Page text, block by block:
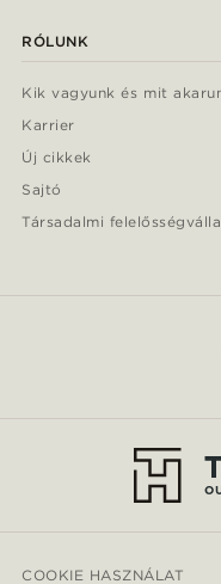
RÓLUNK
Kik vagyunk és mit
Karrier
Új cikkek
Sajtó
Társadalmi
COOKIE HASZNÁLAT